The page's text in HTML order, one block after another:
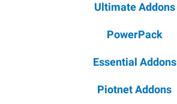
Ultimate Addons
PowerPack
Essential Addons
Piotnet Addons